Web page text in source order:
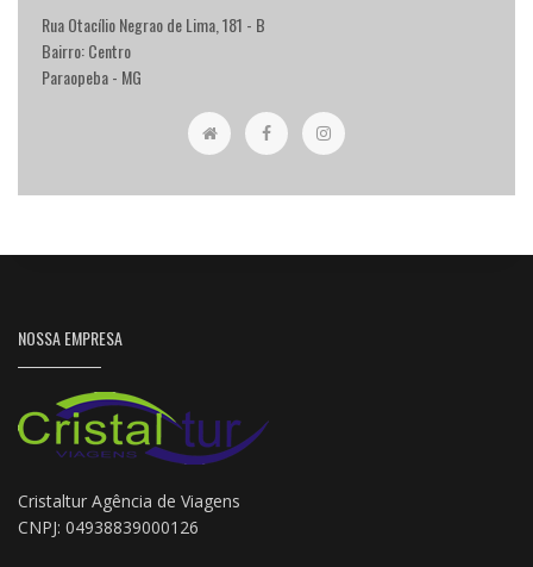
Rua Otacílio Negrao de Lima, 181 - B
Bairro: Centro
Paraopeba - MG
NOSSA EMPRESA
Cristaltur Agência de Viagens
CNPJ: 04938839000126